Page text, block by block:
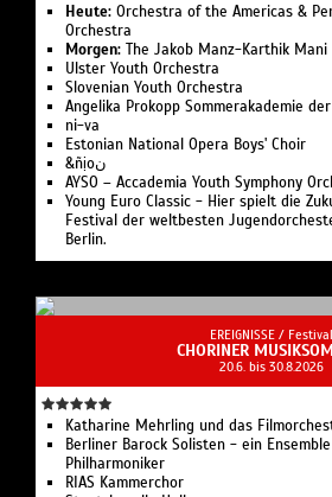
Heute: Or­ches­tra of the Ameri­cas &
Orchestra
Morgen: The Jakob Manz-Karthik Mani
Ulster Youth Or­chestra
Slo­ve­ni­an Youth Orchestra
Angelika Pro­kopp Som­mer­akademie
ni-va
Estonian National Opera Boys' Choir
&ñịoن
AYSO – Accademia Youth Symphony
Young Euro Classic - Hier spielt die
Festival der weltbesten
Berlin.
EREIGNISSE / Festival
CHORINER
20.6. bis 30.8.2026
Katharine Mehrling und das
Berliner Barock Solisten - ein
Philharmoniker
RIAS Kammerchor